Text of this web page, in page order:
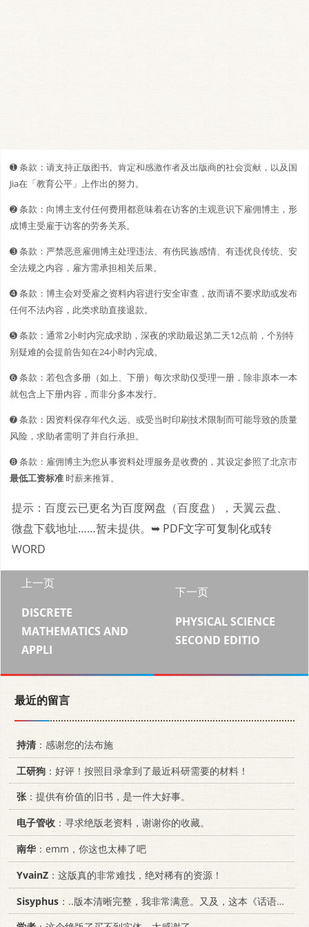
➊️ 条款：请支持正版图书。肯定和感激作者及出版商的社会贡献，以及国
Jia在「教育公平」上作出的努力。
➋️️ 条款：向博主支付任何费用都意味着在访客的主观意识下雇佣博主，形
成博主受雇于访客的劳务关系。
➌ 条款：严禁恶意雇佣博主处理违法、有伤民族感情、有违优良传统、安
全法规之内容，雇方需承担相关后果。
➍ 条款：博主会对受雇之资料内容进行安全审查，故而请不要求助或发布
任何不法内容，此类求助直接退款。
➎ 条款：通常2小时内完成求助，深夜的求助最迟第二天12点前，个别特
别疑难的会提前告知在24小时内完成。
➏ 条款：若包含多册（如上、下册）每次求助仅受理一册，除非原本一本
就包含上下册内容，而非分多本发行。
➐ 条款：因资料保存年代久远、或受当时印刷技术限制而可能导致的质量
风险，求助者需明了并自行承担。
➑ 条款：雇佣博主为您从事资料处理服务是收费的，其设定参照了北京市
最低工资标准时薪来推算。
提示：百度云已更名为百度网盘（百度盘），天翼云盘、
微盘下载地址……暂未提供。 ➥ PDF文字可复制化或转
WORD
上一页
DISCRETE
MATHEMATICS AND
APPLI
下一页
PHYSICAL SCIENCE
SECOND EDITIO
最近的留言
持清：感谢您的法布施
工研狗 ：好评！按照目录拿到了最近科研需要的材料！
张：提供有价值的旧书，是一件大好事。
电子管收 ：寻求绝版老资料，谢谢你的收藏。
南华 ：emm，你这也太棒了吧
YvainZ ：这版真的非常难找，绝对稀有的资源！
Sisyphus ：..版本清晰完整，我非常满意。又及，这本《话语的真相》...